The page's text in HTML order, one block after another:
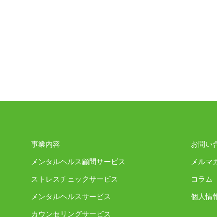
事業内容
メンタルヘルス顧問サービス
ストレスチェックサービス
メンタルヘルスサービス
カウンセリングサービス
お問い
メルマ
コラム
個人情